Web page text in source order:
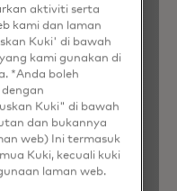
sed augue ut,
luctus ligula,
aktiviti serta
kami dan laman
Kuki' di bawah
kami gunakan di
*Anda boleh
Kuki" di bawah
dan bukannya
web) Ini termasuk
Kuki, kecuali kuki
laman web.